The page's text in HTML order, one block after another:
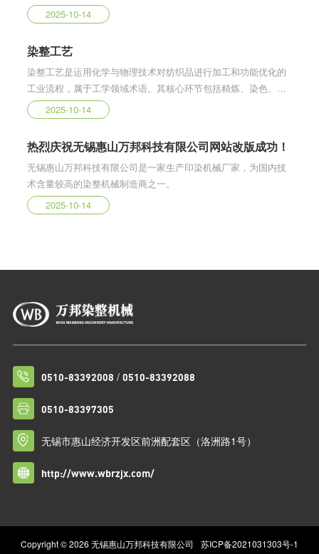
设备‌：包括烘燥机、汽蒸箱等，用于织物干燥和热定型。 ‌通用单
元机器平幅轧水机‌：用于织物平幅加工的压水处理。 ‌烘燥机‌：通
2025-10-14
染整工艺
染整工艺是运用化学与物理技术对纺织品进行加工和功能优化的
工业流程，属于工学领域术语。其核心环节包括精炼、染色、印
花与整理四道工序，通过去除杂质、赋予色彩图案及改善性能，
提升织物的艺术性与实用性。
2025-10-14
热烈庆祝无锡惠山万邦科技有限公司网站改版成功！
无锡惠山万邦科技有限公司是一家生产印染机械厂家，为国内技
术含量较高的染整机械制造商之一。
2025-10-14
0510-83392008 / 0510-83392088
0510-83397305
无锡市惠山经济开发区前洲配套区（洛洲路1号）
http://www.wbrzjx.com/
Copyright © 2026 无锡惠山万邦科技有限公司
苏ICP备2021031303号-1